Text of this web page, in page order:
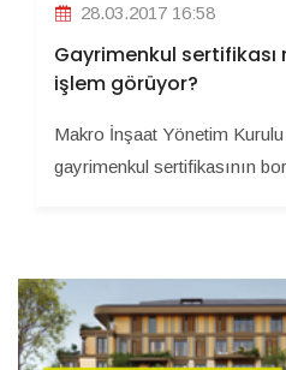
28.03.2017 16:58
Gayrimenkul
işlem görüyor?
Makro İnşaat Yönetim
gayrimenkul sertifikasının